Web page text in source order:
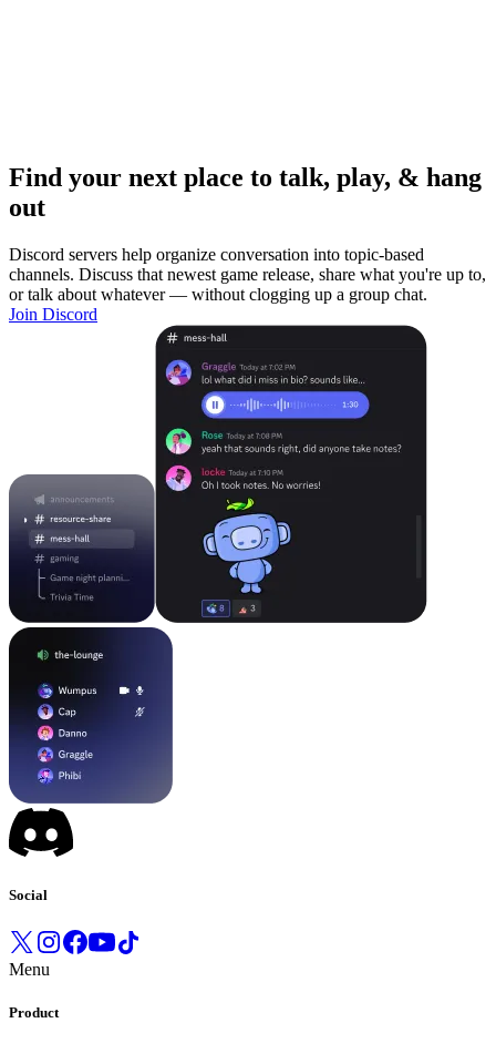
Find your next place to talk, play, & hang
out
Discord servers help organize conversation into topic-based
channels. Discuss that newest game release, share what you're up to,
or talk about whatever — without clogging up a group chat.
Join Discord
Social
Menu
Product